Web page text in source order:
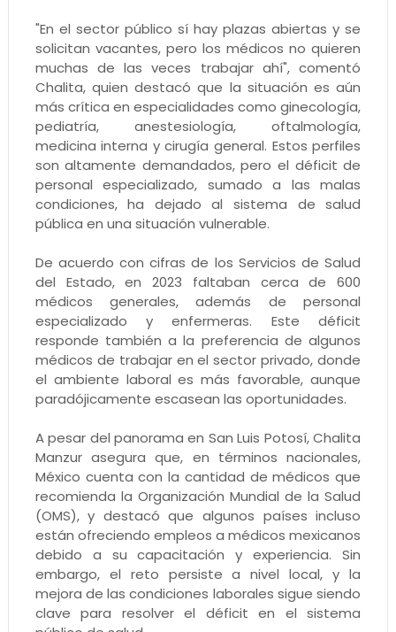
"En el sector público sí hay plazas abiertas y se
solicitan vacantes, pero los médicos no quieren
muchas de las veces trabajar ahí", comentó
Chalita, quien destacó que la situación es aún
más crítica en especialidades como ginecología,
pediatría, anestesiología, oftalmología,
medicina interna y cirugía general. Estos perfiles
son altamente demandados, pero el déficit de
personal especializado, sumado a las malas
condiciones, ha dejado al sistema de salud
pública en una situación vulnerable.
De acuerdo con cifras de los Servicios de Salud
del Estado, en 2023 faltaban cerca de 600
médicos generales, además de personal
especializado y enfermeras. Este déficit
responde también a la preferencia de algunos
médicos de trabajar en el sector privado, donde
el ambiente laboral es más favorable, aunque
paradójicamente escasean las oportunidades.
A pesar del panorama en San Luis Potosí, Chalita
Manzur asegura que, en términos nacionales,
México cuenta con la cantidad de médicos que
recomienda la Organización Mundial de la Salud
(OMS), y destacó que algunos países incluso
están ofreciendo empleos a médicos mexicanos
debido a su capacitación y experiencia. Sin
embargo, el reto persiste a nivel local, y la
mejora de las condiciones laborales sigue siendo
clave para resolver el déficit en el sistema